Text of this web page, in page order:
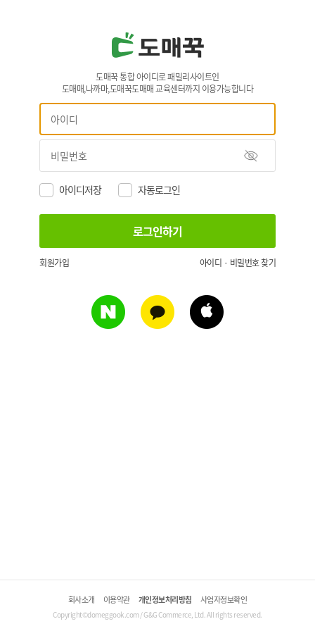
도매꾹 통합 아이디로 패밀리사이트인
도매매,나까마,도매꾹도매매 교육센터까지 이용가능합니다
아이디저장 자동로그인
회원가입 아이디 · 비밀번호 찾기
회사소개 이용약관 개인정보처리방침 사업자정보확인
Copyright©domeggook.com / G&G Commerce, Ltd. All rights reserved.